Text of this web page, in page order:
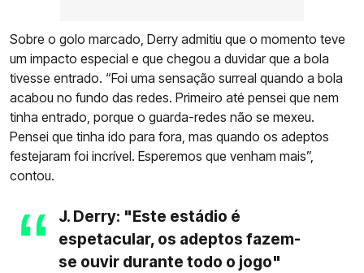
Sobre o golo marcado, Derry admitiu que o momento teve
um impacto especial e que chegou a duvidar que a bola
tivesse entrado. “Foi uma sensação surreal quando a bola
acabou no fundo das redes. Primeiro até pensei que nem
tinha entrado, porque o guarda-redes não se mexeu.
Pensei que tinha ido para fora, mas quando os adeptos
festejaram foi incrível. Esperemos que venham mais”,
contou.
J. Derry: "Este estádio é
espetacular, os adeptos fazem-
se ouvir durante todo o jogo"